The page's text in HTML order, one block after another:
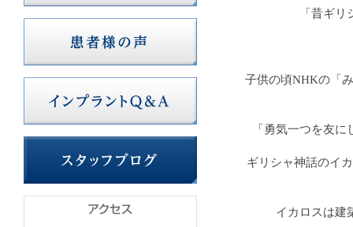
「昔ギ
子供の頃NHKの「
「勇気一つを友
ギリシャ神話のイ
イカロスは建